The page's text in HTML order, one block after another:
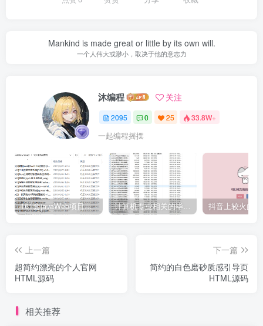
Mankind is made great or little by its own will.
一个人伟大或渺小，取决于他的意志力
沐编程 关注
2095 0 25 33.8W+
一起编程摇摆
161套javaWeb项目源码免费分享
上一篇
超简约漂亮的个人官网
HTML源码
下一篇
简约的白色磨砂质感引导页
HTML源码
相关推荐